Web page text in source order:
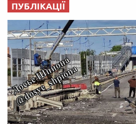
ПУБЛІКАЦІЇ